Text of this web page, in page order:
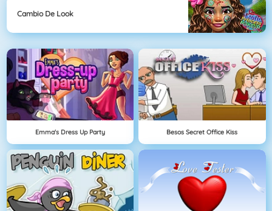
Cambio De Look
Emma's Dress Up Party Besos Secret Office Kiss